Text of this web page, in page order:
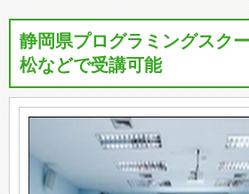
静岡県プログラミングスク
松などで受講可能